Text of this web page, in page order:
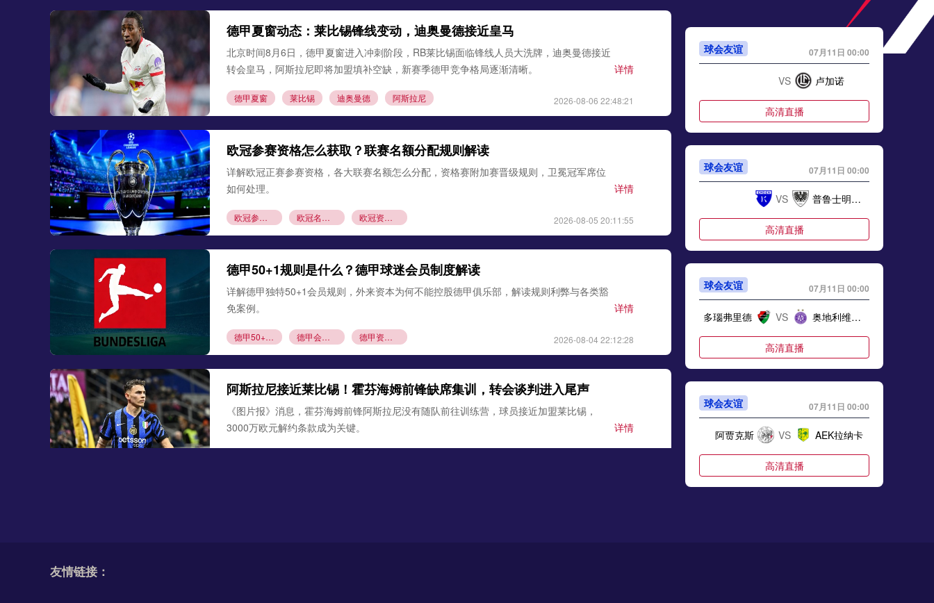
德甲夏窗动态：莱比锡锋线变动，迪奥曼德接近皇马
北京时间8月6日，德甲夏窗进入冲刺阶段，RB莱比锡面临锋线人员大洗牌，迪奥曼德接近
转会皇马，阿斯拉尼即将加盟填补空缺，新赛季德甲竞争格局逐渐清晰。
详情
德甲夏窗 莱比锡 迪奥曼德 阿斯拉尼 2026-08-06 22:48:21
欧冠参赛资格怎么获取？联赛名额分配规则解读
详解欧冠正赛参赛资格，各大联赛名额怎么分配，资格赛附加赛晋级规则，卫冕冠军席位
如何处理。
详情
欧冠参赛资格 欧冠名额分配 欧冠资格赛规则 2026-08-05 20:11:55
德甲50+1规则是什么？德甲球迷会员制度解读
详解德甲独特50+1会员规则，外来资本为何不能控股德甲俱乐部，解读规则利弊与各类豁
免案例。
详情
德甲50+1规则 德甲会员制 德甲资本规则 2026-08-04 22:12:28
阿斯拉尼接近莱比锡！霍芬海姆前锋缺席集训，转会谈判进入尾声
《图片报》消息，霍芬海姆前锋阿斯拉尼没有随队前往训练营，球员接近加盟莱比锡，
3000万欧元解约条款成为关键。
详情
球会友谊 07月11日 00:00
VS 卢加诺
高清直播
球会友谊 07月11日 00:00
VS 普鲁士明斯特
高清直播
球会友谊 07月11日 00:00
多瑙弗里德 VS 奥地利维也纳青年队
高清直播
球会友谊 07月11日 00:00
阿贾克斯 VS AEK拉纳卡
高清直播
友情链接：